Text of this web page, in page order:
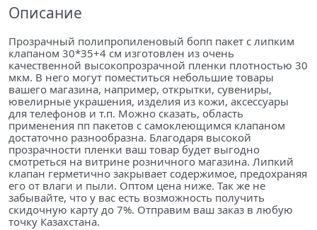
Описание
Прозрачный полипропиленовый бопп пакет с липким
клапаном 30*35+4 см изготовлен из очень
качественной высокопрозрачной пленки плотностью 30
мкм. В него могут поместиться небольшие товары
вашего магазина, например, открытки, сувениры,
ювелирные украшения, изделия из кожи, аксессуары
для телефонов и т.п. Можно сказать, область
применения пп пакетов с самоклеющимся клапаном
достаточно разнообразна. Благодаря высокой
прозрачности пленки ваш товар будет выгодно
смотреться на витрине розничного магазина. Липкий
клапан герметично закрывает содержимое, предохраняя
его от влаги и пыли. Оптом цена ниже. Так же не
забывайте, что у вас есть возможность получить
скидочную карту до 7%. Отправим ваш заказ в любую
точку Казахстана.